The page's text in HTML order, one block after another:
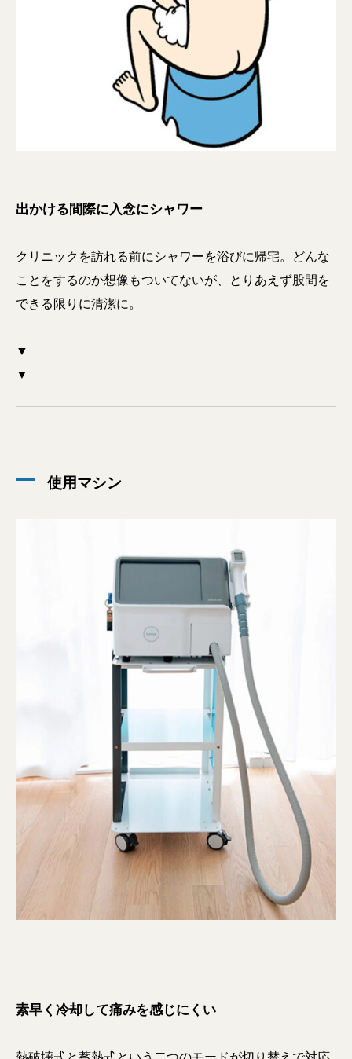
出かける間際に入念にシャワー
クリニックを訪れる前にシャワーを浴びに帰宅。どんな
ことをするのか想像もついてないが、とりあえず股間を
できる限りに清潔に。
▼
▼
使用マシン
素早く冷却して痛みを感じにくい